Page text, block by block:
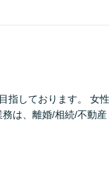
指しております。 女
は、離婚/相続/不動